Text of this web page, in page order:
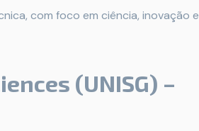
com foco em ciência, inovação e
(UNISG) –